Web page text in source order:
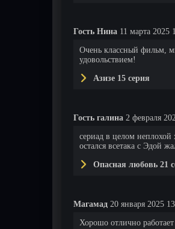
Гость Нина 11 марта 2025
Очень классный фильм,
удовольствием!
Азизе 15 серия
Гость галина 2 февраля
сериад в целом
остался всетака с Эдой
Опасная любовь 21
Магамад 20 января 2025
Хорошо отлично работает